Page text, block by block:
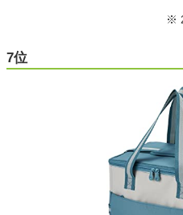
※
7位